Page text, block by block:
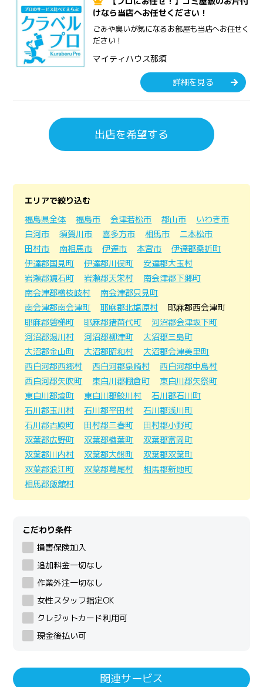
けなら当店へお任せください！
ごみや臭いが気になるお部屋も当店へお任せく
ださい！
マイティハウス那須
詳細を見る
出店を希望する
エリアで絞り込む
福島県全体
福島市 会津若松市 郡山市
いわき市
白河市
須賀川市 喜多方市 相馬市
二本松市
田村市
南相馬市 伊達市 本宮市
伊達郡桑折町
伊達郡国見町
伊達郡川俣町
安達郡大玉村
岩瀬郡鏡石町
岩瀬郡天栄村
南会津郡下郷町
南会津郡檜枝岐村
南会津郡只見町
南会津郡南会津町
耶麻郡北塩原村
耶麻郡西会津町
耶麻郡磐梯町
耶麻郡猪苗代町
河沼郡会津坂下町
河沼郡湯川村
河沼郡柳津町
大沼郡三島町
大沼郡金山町
大沼郡昭和村
大沼郡会津美里町
西白河郡西郷村
西白河郡泉崎村
西白河郡中島村
西白河郡矢吹町
東白川郡棚倉町
東白川郡矢祭町
東白川郡塙町
東白川郡鮫川村
石川郡石川町
石川郡玉川村
石川郡平田村
石川郡浅川町
石川郡古殿町
田村郡三春町
田村郡小野町
双葉郡広野町
双葉郡楢葉町
双葉郡富岡町
双葉郡川内村
双葉郡大熊町
双葉郡双葉町
双葉郡浪江町
双葉郡葛尾村
相馬郡新地町
相馬郡飯舘村
こだわり条件
損害保険加入
追加料金一切なし
作業外注一切なし
女性スタッフ指定OK
クレジットカード利用可
現金後払い可
関連サービス